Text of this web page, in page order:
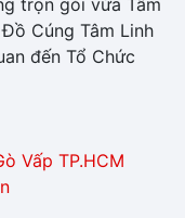
Cúng Tâm Linh
đến Tổ Chức
Vấp TP.HCM